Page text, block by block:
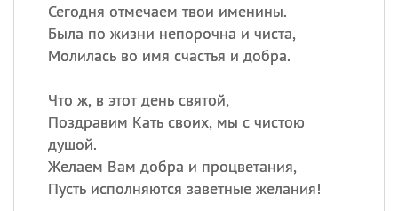
Сегодня отмечаем твои именины.
Была по жизни непорочна и чиста,
Молилась во имя счастья и добра.
Что ж, в этот день святой,
Поздравим Кать своих, мы с чистою
душой.
Желаем Вам добра и процветания,
Пусть исполняются заветные желания!